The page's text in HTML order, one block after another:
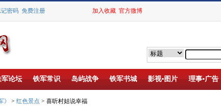
密码 免费注册 加入收藏 官方微博
军论坛 铁军常识 岛屿战争 铁军书城 影视▪图片 理事▪广告
》 > 红色景点 > 喜听村姑说幸福